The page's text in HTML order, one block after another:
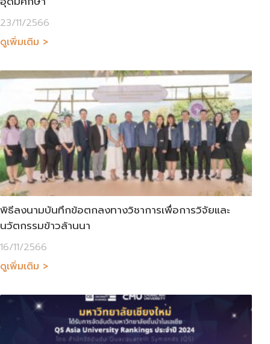
23/11/2566
ดูเพิ่มเติม >
พิธีลงนามบันทึกข้อตกลงทางวิชาการเพื่อการวิจัยและ
นวัตกรรมข้าวล้านนา
16/11/2566
ดูเพิ่มเติม >